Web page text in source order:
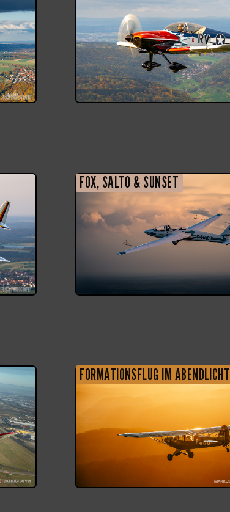
FOX, SALTO & SUNSET
FORMATIONSFLUG IM ABENDLICHT